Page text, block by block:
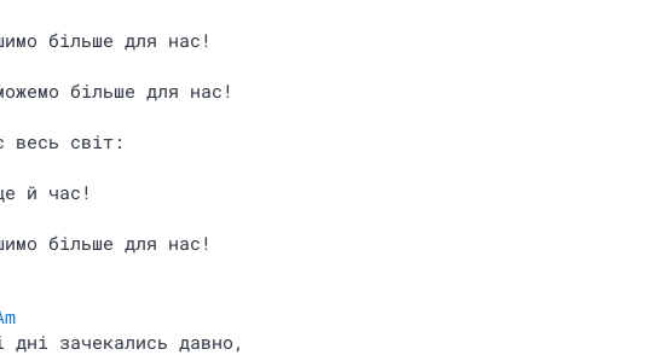
більше для нас!
більше для нас!
весь світ:
й час!
більше для нас!
дні зачекались давно,